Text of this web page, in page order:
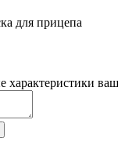
для прицепа
характеристики